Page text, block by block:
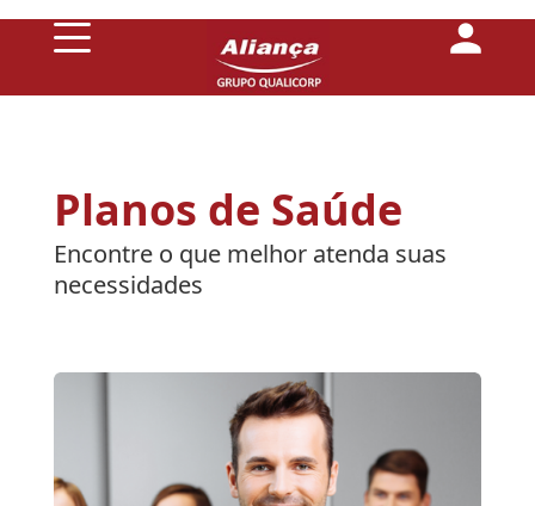
Conheça
Aliança
Planos
Planos de Saúde
Encontre o que melhor atenda suas
necessidades